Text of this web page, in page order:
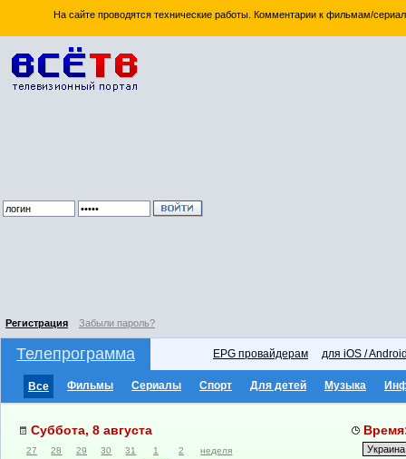
На сайте проводятся технические работы. Комментарии к фильмам/
Регистрация Забыли пароль?
Телепрограмма EPG провайдерам для iOS /
Все Фильмы Сериалы Спорт Для детей Музыка
Суббота, 8 августа
27 28 29 30 31 1 2 неделя